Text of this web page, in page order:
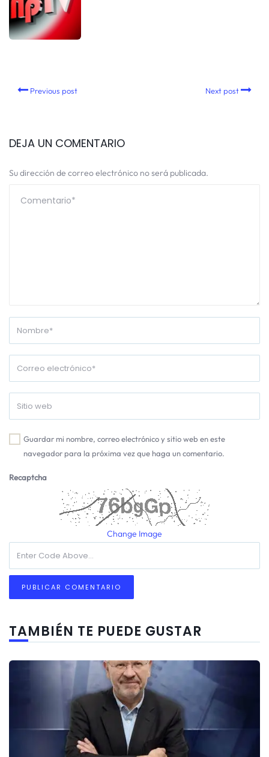
Previous post Next post
DEJA UN COMENTARIO
Su dirección de correo electrónico no será publicada.
Guardar mi nombre, correo electrónico y sitio web en este
navegador para la próxima vez que haga un comentario.
Recaptcha
Change Image
TAMBIÉN TE PUEDE GUSTAR